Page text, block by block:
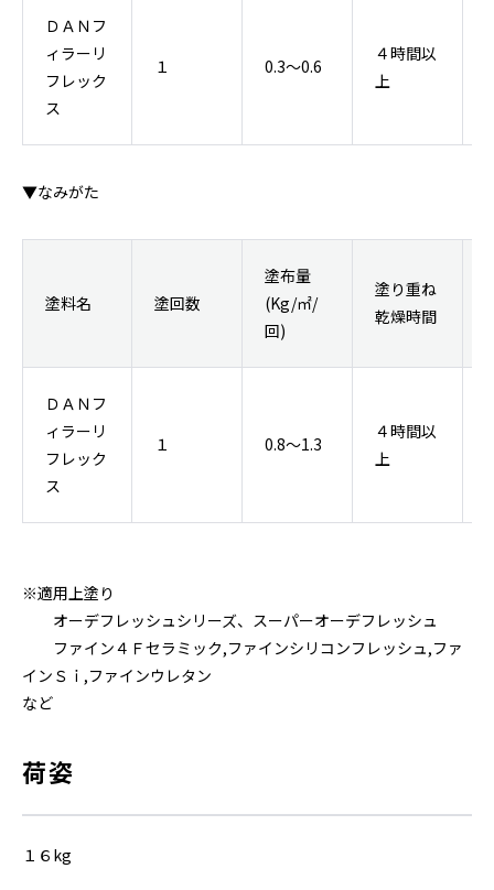
ＤＡＮフ
ィラーリ
フレック
ス
１ 0.3～0.6
４時間以
上
▼なみがた
塗料名 塗回数
塗布量
(Kg/㎡/
回)
塗り重ね
乾燥時間
ＤＡＮフ
ィラーリ
フレック
ス
１ 0.8～1.3
４時間以
上
※適用上塗り
オーデフレッシュシリーズ、スーパーオーデフレッシュ
ファイン４Ｆセラミック,ファインシリコンフレッシュ,ファ
インＳｉ,ファインウレタン
など
荷姿
１６kg